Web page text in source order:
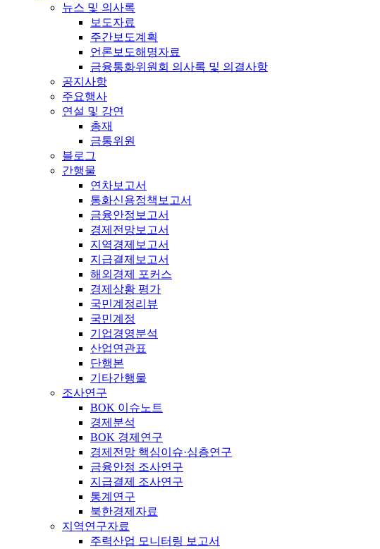
뉴스 및 의사록
보도자료
주간보도계획
언론보도해명자료
금융통화위원회 의사록 및 의결사항
공지사항
주요행사
연설 및 강연
총재
금통위원
블로그
간행물
연차보고서
통화신용정책보고서
금융안정보고서
경제전망보고서
지역경제보고서
지급결제보고서
해외경제 포커스
경제상황 평가
국민계정리뷰
국민계정
기업경영분석
산업연관표
단행본
기타간행물
조사연구
BOK 이슈노트
경제분석
BOK 경제연구
경제전망 핵심이슈·심층연구
금융안정 조사연구
지급결제 조사연구
통계연구
북한경제자료
지역연구자료
주력산업 모니터링 보고서